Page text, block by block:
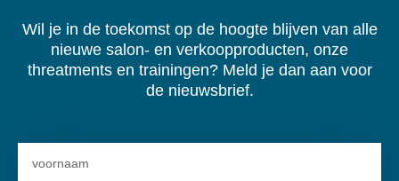
Wil je in de toekomst op de hoogte blijven van alle
nieuwe salon- en verkoopproducten, onze
threatments en trainingen? Meld je dan aan voor
de nieuwsbrief.